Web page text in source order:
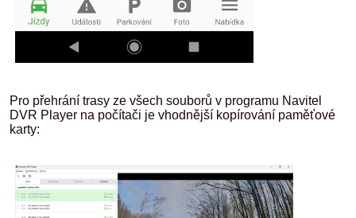
Pro přehrání trasy ze všech souborů v programu Navitel
DVR Player na počítači je vhodnější kopírování paměťové
karty: